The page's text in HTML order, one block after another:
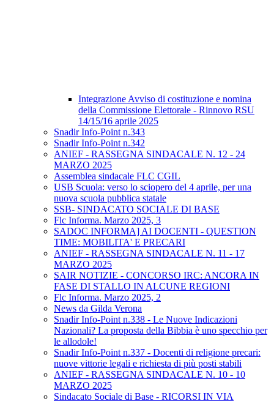
Integrazione Avviso di costituzione e nomina
della Commissione Elettorale - Rinnovo RSU
14/15/16 aprile 2025
Snadir Info-Point n.343
Snadir Info-Point n.342
ANIEF - RASSEGNA SINDACALE N. 12 - 24
MARZO 2025
Assemblea sindacale FLC CGIL
USB Scuola: verso lo sciopero del 4 aprile, per una
nuova scuola pubblica statale
SSB- SINDACATO SOCIALE DI BASE
Flc Informa. Marzo 2025, 3
SADOC INFORMA] AI DOCENTI - QUESTION
TIME: MOBILITA' E PRECARI
ANIEF - RASSEGNA SINDACALE N. 11 - 17
MARZO 2025
SAIR NOTIZIE - CONCORSO IRC: ANCORA IN
FASE DI STALLO IN ALCUNE REGIONI
Flc Informa. Marzo 2025, 2
News da Gilda Verona
Snadir Info-Point n.338 - Le Nuove Indicazioni
Nazionali? La proposta della Bibbia è uno specchio per
le allodole!
Snadir Info-Point n.337 - Docenti di religione precari:
nuove vittorie legali e richiesta di più posti stabili
ANIEF - RASSEGNA SINDACALE N. 10 - 10
MARZO 2025
Sindacato Sociale di Base - RICORSI IN VIA